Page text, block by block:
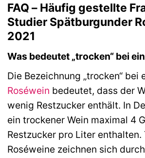
FAQ – Häufig gestellte
Studier Spätburgunder
2021
Was bedeutet „trocken“ bei
Die Bezeichnung „trocken“ bei
Roséwein bedeutet, dass der
wenig Restzucker enthält. In
ein trockener Wein maximal 4
Restzucker pro Liter enthalten.
Roséweine zeichnen sich